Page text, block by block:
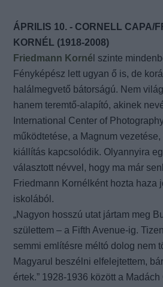
ÁPRILIS 10. - CORNELL CAPA/
KORNÉL (1918-2008)
Friedmann Korné l szinte
Fényképész lett ugyan ő is, de
halálmegvető bátorságú. Nem
hanem teremtő-alapító, akinek
International Center of
működtetése, a Magnum
kiállítás kapcsolódik. Olyannyira
választott névvel, hogy ma már
Friedmann Kornélként hozta haza
iskolából.
„Nagyon hosszú utat jártam meg
születtem – a Fifth Avenue-ig.
semmi említésre méltó dolog nem
Magyarul beszélni elfelejtettem,
értek.” 1928-1936 között a